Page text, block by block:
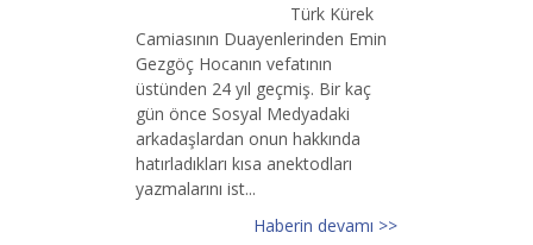
Türk Kürek
Camiasının Duayenlerinden Emin
Gezgöç Hocanın vefatının
üstünden 24 yıl geçmiş. Bir kaç
gün önce Sosyal Medyadaki
arkadaşlardan onun hakkında
hatırladıkları kısa anektodları
yazmalarını ist...
Haberin devamı >>